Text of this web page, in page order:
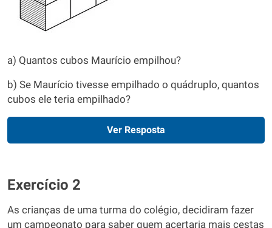
a) Quantos cubos Maurício empilhou?
b) Se Maurício tivesse empilhado o quádruplo, quantos
cubos ele teria empilhado?
Ver Resposta
Exercício 2
As crianças de uma turma do colégio, decidiram fazer
um campeonato para saber quem acertaria mais cestas